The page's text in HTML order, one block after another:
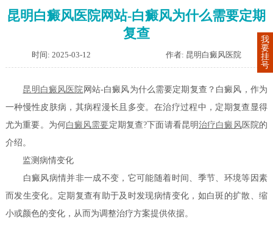
昆明白癜风医院网站-白癜风为什么需要定期
复查
时间: 2025-03-12 作者: 昆明白癜风医院
昆明白癜风医院 网站-白癜风为什么需要定期复查？白癜风，作为
一种慢性皮肤病，其病程漫长且多变。在治疗过程中，定期复查显得
尤为重要。为何白癜风需要定期复查?下面请看昆明治疗白癜风医院的
介绍。
监测病情变化
白癜风病情并非一成不变，它可能随着时间、季节、环境等因素
而发生变化。定期复查有助于及时发现病情变化，如白斑的扩散、缩
小或颜色的变化，从而为调整治疗方案提供依据。
我
要
挂
号